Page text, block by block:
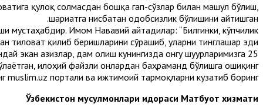
қулоқ солмасдан бошқа гап-сўзлар билан машғул бўлиш,
шариатга нисбатан одобсизлик бўлишини айтишган.
мустаҳабдир. Имом Нававий айтадилар: “Билгинки, кўпчилик
тиловат қилиб беришларини сўрашиб, уларни тинглашар эди”.
экан азизлар, дам олиш кунингизда онгу шуурларимизга
илоҳий файзли онлардан баҳраманд бўлишга ошиқинг.
muslim.uz портали ва ижтимоий тармоқларни кузатиб боринг.
Ўзбекистон мусулмонлари идораси Матбуот хизмати